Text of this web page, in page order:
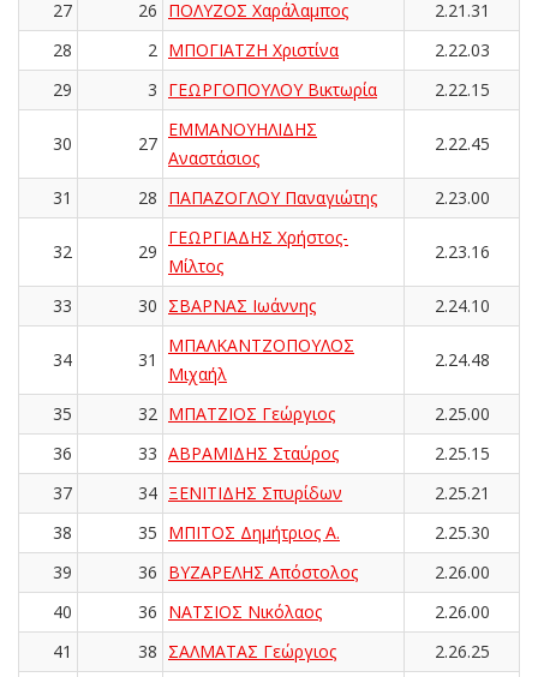
27 26 ΠΟΛΥΖΟΣ Χαράλαμπος
2.21.31
28
2 ΜΠΟΓΙΑΤΖΗ Χριστίνα
2.22.03
29
3 ΓΕΩΡΓΟΠΟΥΛΟΥ Βικτωρία 2.22.15
30 27
ΕΜΜΑΝΟΥΗΛΙΔΗΣ
Αναστάσιος
2.22.45
31 28 ΠΑΠΑΖΟΓΛΟΥ Παναγιώτης 2.23.00
32 29
ΓΕΩΡΓΙΑΔΗΣ Χρήστος-
Μίλτος
2.23.16
33 30 ΣΒΑΡΝΑΣ Ιωάννης 2.24.10
34 31
ΜΠΑΛΚΑΝΤΖΟΠΟΥΛΟΣ
Μιχαήλ
2.24.48
35 32 ΜΠΑΤΖΙΟΣ Γεώργιος
2.25.00
36
33 ΑΒΡΑΜΙΔΗΣ Σταύρος
2.25.15
37
34 ΞΕΝΙΤΙΔΗΣ Σπυρίδων
2.25.21
38
35 ΜΠΙΤΟΣ Δημήτριος Α.
2.25.30
39
36 ΒΥΖΑΡΕΛΗΣ Απόστολος
2.26.00
40
36 ΝΑΤΣΙΟΣ Νικόλαος
2.26.00
41
38 ΣΑΛΜΑΤΑΣ Γεώργιος
2.26.25